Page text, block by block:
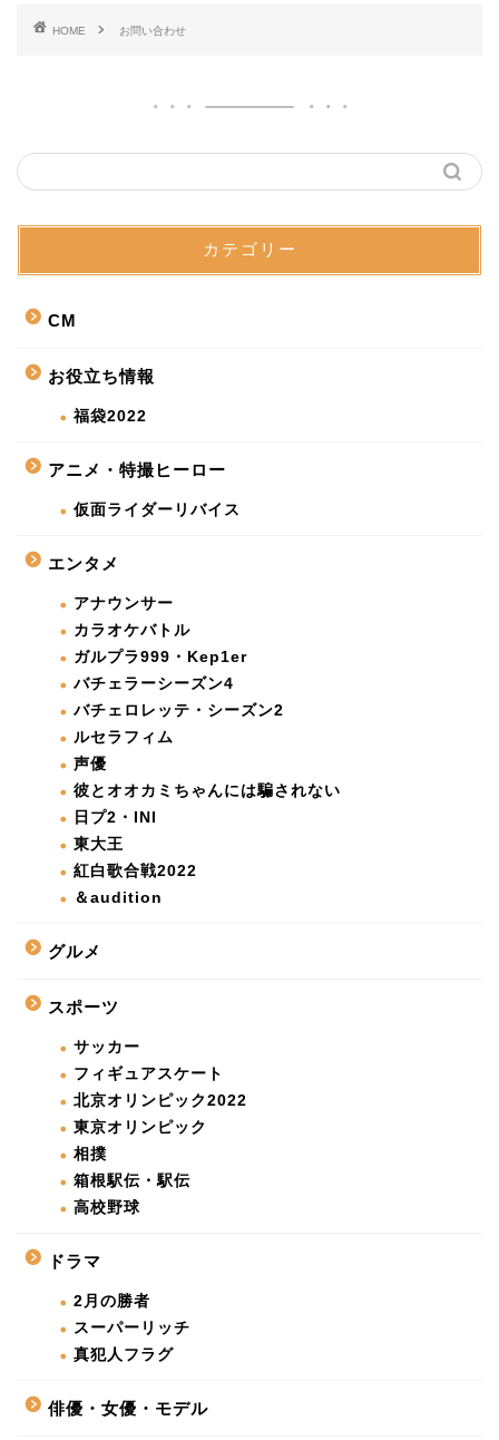
HOME お問い合わせ
カテゴリー
CM
お役立ち情報
福袋2022
アニメ・特撮ヒーロー
仮面ライダーリバイス
エンタメ
アナウンサー
カラオケバトル
ガルプラ999・Kep1er
バチェラーシーズン4
バチェロレッテ・シーズン2
ルセラフィム
声優
彼とオオカミちゃんには騙されない
日プ2・INI
東大王
紅白歌合戦2022
＆audition
グルメ
スポーツ
サッカー
フィギュアスケート
北京オリンピック2022
東京オリンピック
相撲
箱根駅伝・駅伝
高校野球
ドラマ
2月の勝者
スーパーリッチ
真犯人フラグ
俳優・女優・モデル